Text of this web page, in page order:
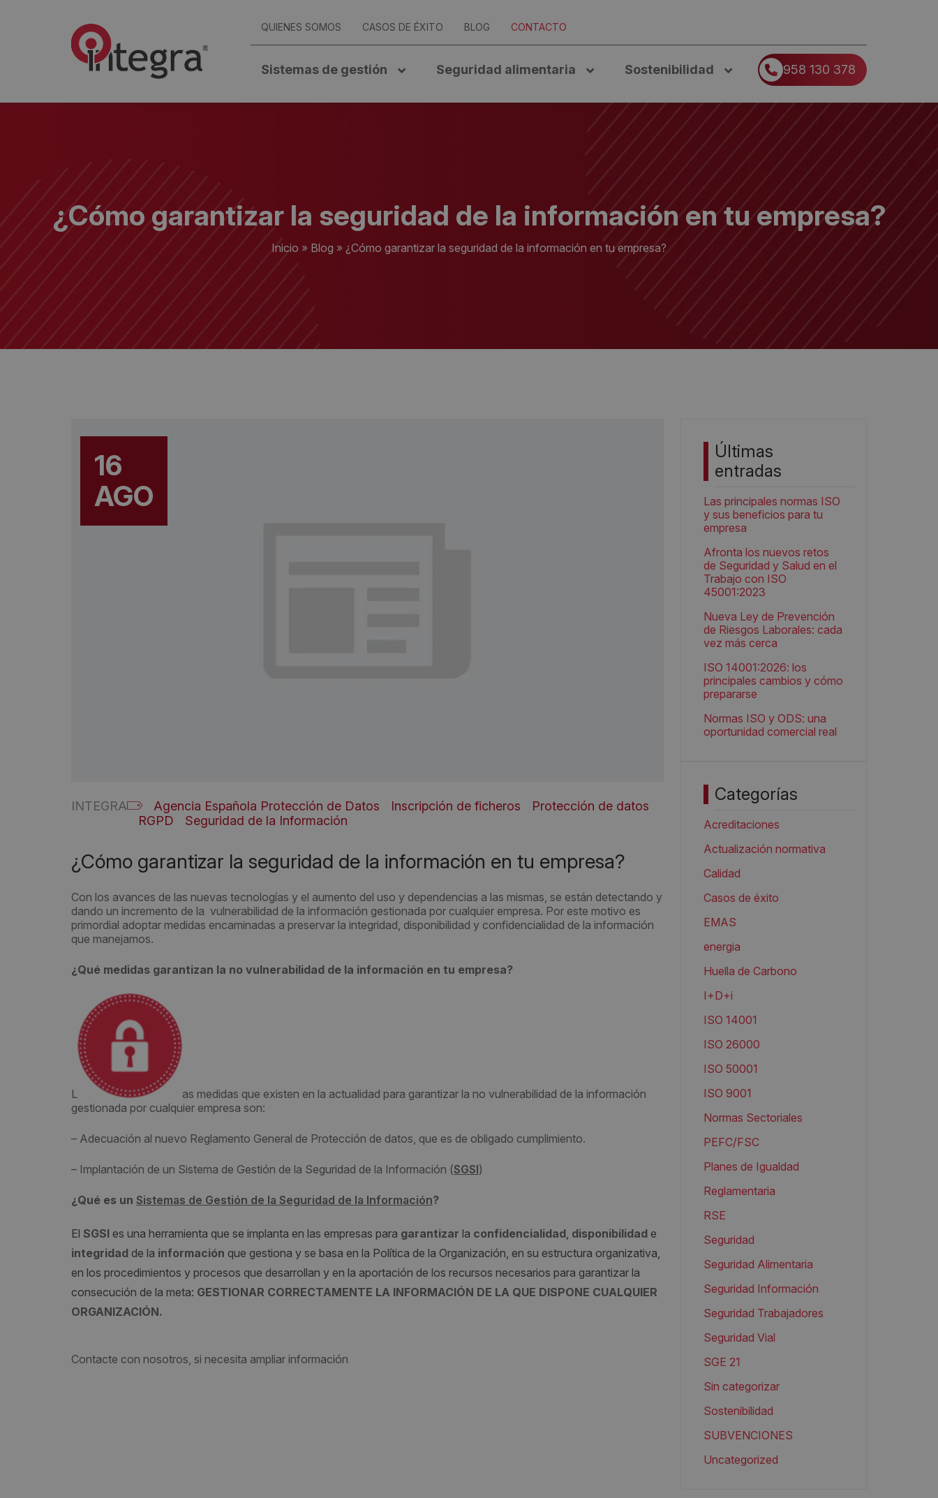
QUIENES SOMOS CASOS DE ÉXITO BLOG CONTACTO
Sistemas de gestión Seguridad alimentaria Sostenibilidad 958 130 378
¿Cómo garantizar la seguridad de la información en tu empresa?
Inicio » Blog » ¿Cómo garantizar la seguridad de la información en tu empresa?
16
AGO
INTEGRA Agencia Española Protección de Datos Inscripción de ficheros
Protección de datos
RGPD
Seguridad de la Información
¿Cómo garantizar la seguridad de la información en tu empresa?
Con los avances de las nuevas tecnologías y el aumento del uso y dependencias a las mismas, se están detectando y
dando un incremento de la vulnerabilidad de la información gestionada por cualquier empresa. Por este motivo es
primordial adoptar medidas encaminadas a preservar la integridad, disponibilidad y confidencialidad de la información
que manejamos.
¿Qué medidas garantizan la no vulnerabilidad de la información en tu empresa?
L
as medidas que existen en la actualidad para garantizar la no vulnerabilidad de la información
gestionada por cualquier empresa son:
– Adecuación al nuevo Reglamento General de Protección de datos, que es de obligado cumplimiento.
– Implantación de un Sistema de Gestión de la Seguridad de la Información (SGSI)
¿Qué es un Sistemas de Gestión de la Seguridad de la Información?
El SGSI es una herramienta que se implanta en las empresas para garantizar la confidencialidad, disponibilidad e
integridad de la información que gestiona y se basa en la Política de la Organización, en su estructura organizativa,
en los procedimientos y procesos que desarrollan y en la aportación de los recursos necesarios para garantizar la
consecución de la meta: GESTIONAR CORRECTAMENTE LA INFORMACIÓN DE LA QUE DISPONE CUALQUIER
ORGANIZACIÓN.
Contacte con nosotros, si necesita ampliar información
Últimas
entradas
Las principales normas ISO
y sus beneficios para tu
empresa
Afronta los nuevos retos
de Seguridad y Salud en el
Trabajo con ISO
45001:2023
Nueva Ley de Prevención
de Riesgos Laborales: cada
vez más cerca
ISO 14001:2026: los
principales cambios y cómo
prepararse
Normas ISO y ODS: una
oportunidad comercial real
Categorías
Acreditaciones
Actualización normativa
Calidad
Casos de éxito
EMAS
energia
Huella de Carbono
I+D+i
ISO 14001
ISO 26000
ISO 50001
ISO 9001
Normas Sectoriales
PEFC/FSC
Planes de Igualdad
Reglamentaria
RSE
Seguridad
Seguridad Alimentaria
Seguridad Información
Seguridad Trabajadores
Seguridad Vial
SGE 21
Sin categorizar
Sostenibilidad
SUBVENCIONES
Uncategorized